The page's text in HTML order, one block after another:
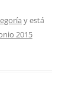
y está
2015